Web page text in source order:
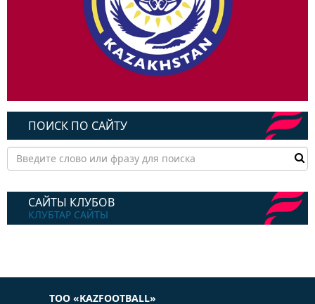
ПОИСК ПО САЙТУ
САЙТЫ КЛУБОВ
КЛУБТАР САЙТЫ
ТОО «KAZFOOTBALL»